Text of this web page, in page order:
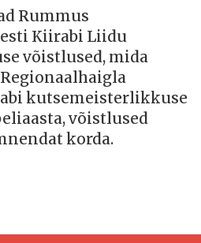
Rummus
Kiirabi Liidu
võistlused, mida
kutsemeisterlikkuse
võistlused
korda.